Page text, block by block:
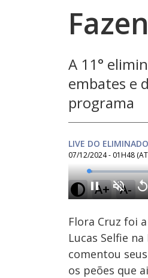
A 11°
embates e
programa
LIVE DO ELIMINADO
07/12/2024 - 01H48
A+ A-
Ativar
Som
Loaded:
0.93%
Flora Cruz foi
Lucas Selfie
comentou
os peões que